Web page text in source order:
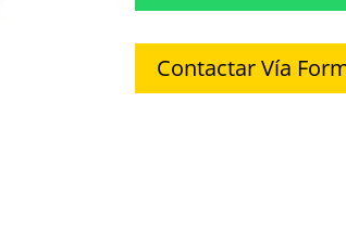
Contactar Vía